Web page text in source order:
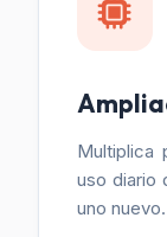
Multiplica
uso diario
uno nuevo.